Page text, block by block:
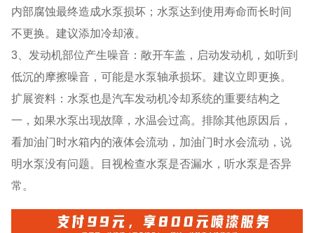
内部腐蚀最终造成水泵损坏；水泵达到使用寿命而长时间
不更换。建议添加冷却液。
3、发动机部位产生噪音：敞开车盖，启动发动机，如听到
低沉的摩擦噪音，可能是水泵轴承损坏。建议立即更换。
扩展资料：水泵也是汽车发动机冷却系统的重要结构之
一，如果水泵出现故障，水温会过高。排除其他原因后，
看加油门时水箱内的液体会流动，加油门时水会流动，说
明水泵没有问题。目视检查水泵是否漏水，听水泵是否异
常。